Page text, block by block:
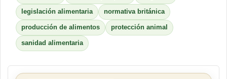
legislación alimentaria normativa británica
producción de alimentos protección animal
sanidad alimentaria